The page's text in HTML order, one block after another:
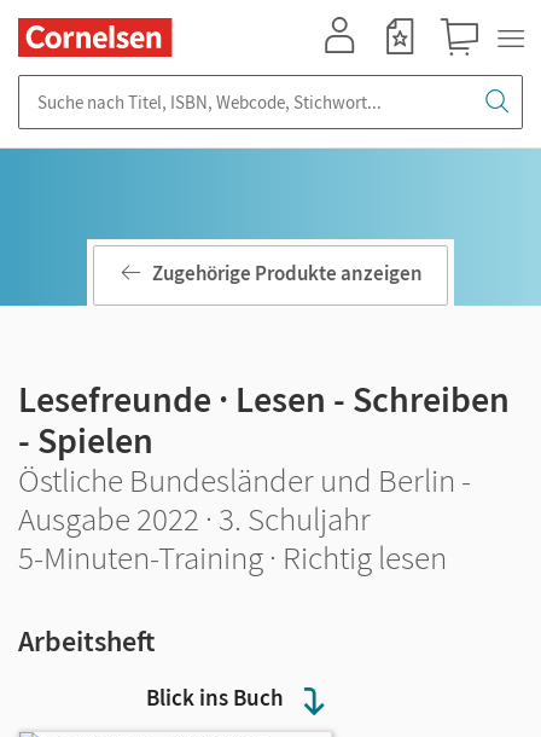
Blick ins Buch
Zugehörige Produkte anzeigen
Lesefreunde · Lesen - Schreiben
- Spielen
Östliche Bundesländer und Berlin -
Ausgabe 2022 · 3. Schuljahr
5-Minuten-Training · Richtig lesen
Arbeitsheft